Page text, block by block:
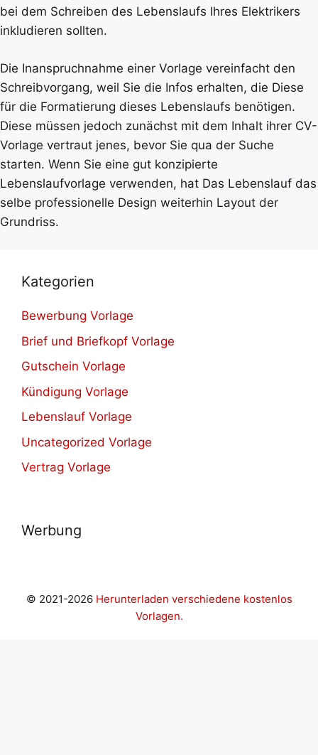
bei dem Schreiben des Lebenslaufs Ihres Elektrikers
inkludieren sollten.
Die Inanspruchnahme einer Vorlage vereinfacht den
Schreibvorgang, weil Sie die Infos erhalten, die Diese
für die Formatierung dieses Lebenslaufs benötigen.
Diese müssen jedoch zunächst mit dem Inhalt ihrer CV-
Vorlage vertraut jenes, bevor Sie qua der Suche
starten. Wenn Sie eine gut konzipierte
Lebenslaufvorlage verwenden, hat Das Lebenslauf das
selbe professionelle Design weiterhin Layout der
Grundriss.
Kategorien
Bewerbung Vorlage
Brief und Briefkopf Vorlage
Gutschein Vorlage
Kündigung Vorlage
Lebenslauf Vorlage
Uncategorized Vorlage
Vertrag Vorlage
Werbung
© 2021-2026 Herunterladen verschiedene kostenlos
Vorlagen.